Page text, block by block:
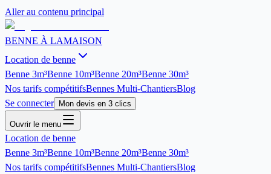
Aller au contenu principal
BENNE À LAMAISON
Location de benne
Benne 3m³Benne 10m³Benne 20m³Benne 30m³
Nos tarifs compétitifsBennes Multi-ChantiersBlog
Se connecter
Mon devis en 3 clics
Ouvrir le menu
Location de benne
Benne 3m³Benne 10m³Benne 20m³Benne 30m³
Nos tarifs compétitifsBennes Multi-ChantiersBlog